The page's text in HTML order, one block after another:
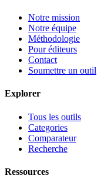
Notre mission
Notre équipe
Méthodologie
Pour éditeurs
Contact
Soumettre un outil
Explorer
Tous les outils
Categories
Comparateur
Recherche
Ressources